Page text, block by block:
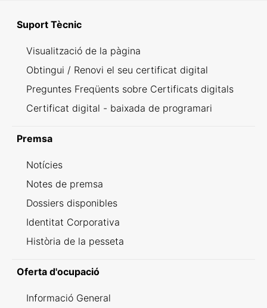
Suport Tècnic
Visualització de la pàgina
Obtingui / Renovi el seu certificat digital
Preguntes Freqüents sobre Certificats digitals
Certificat digital - baixada de programari
Premsa
Notícies
Notes de premsa
Dossiers disponibles
Identitat Corporativa
Història de la pesseta
Oferta d'ocupació
Informació General